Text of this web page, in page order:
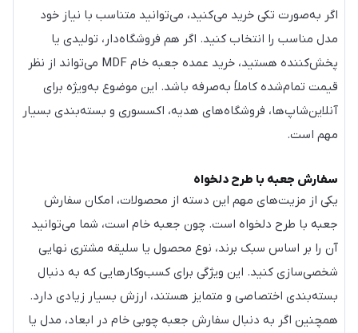
اگر به‌صورت تکی خرید می‌کنید، می‌توانید متناسب با نیاز خود
مدل مناسب را انتخاب کنید. اگر هم فروشگاه‌دار، تولیدی یا
پخش‌کننده هستید، خرید عمده جعبه خام MDF می‌تواند از نظر
قیمت تمام‌شده کاملاً به‌صرفه باشد. این موضوع به‌ویژه برای
آنلاین‌شاپ‌ها، فروشگاه‌های هدیه، اکسسوری و بسته‌بندی بسیار
مهم است.
سفارش جعبه با طرح دلخواه
یکی از مزیت‌های مهم این دسته از محصولات، امکان سفارش
جعبه با طرح دلخواه است. چون جعبه خام است، شما می‌توانید
آن را بر اساس سبک برند، نوع محصول یا سلیقه مشتری نهایی
شخصی‌سازی کنید. این ویژگی برای کسب‌وکارهایی که به دنبال
بسته‌بندی اختصاصی و متمایز هستند، ارزش بسیار زیادی دارد.
همچنین اگر به دنبال سفارش جعبه چوبی خام در ابعاد، مدل یا